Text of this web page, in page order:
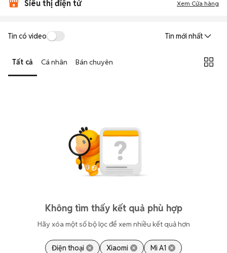
Siêu thị điện tử Xem Cửa hàng
Tin có video Tin mới nhất
Tất cả Cá nhân Bán chuyên
Không tìm thấy kết quả phù hợp
Hãy xóa một số bộ lọc để xem nhiều kết quả hơn
Điện thoại Xiaomi Mi A1